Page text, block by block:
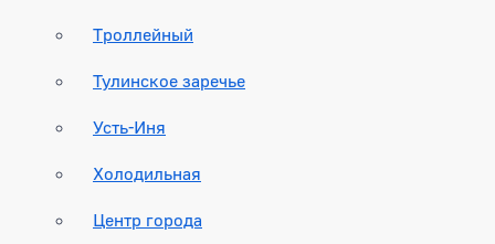
Троллейный
Тулинское заречье
Усть-Иня
Холодильная
Центр города